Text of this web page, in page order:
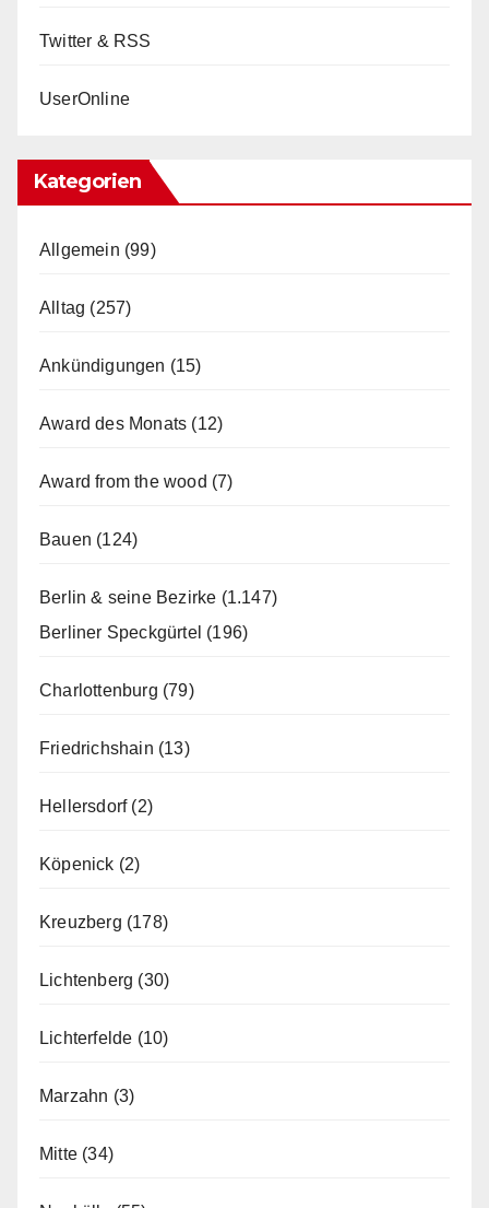
Twitter & RSS
UserOnline
Kategorien
Allgemein (99)
Alltag (257)
Ankündigungen (15)
Award des Monats (12)
Award from the wood (7)
Bauen (124)
Berlin & seine Bezirke (1.147)
Berliner Speckgürtel (196)
Charlottenburg (79)
Friedrichshain (13)
Hellersdorf(2)
Köpenick (2)
Kreuzberg (178)
Lichtenberg (30)
Lichterfelde (10)
Marzahn (3)
Mitte (34)